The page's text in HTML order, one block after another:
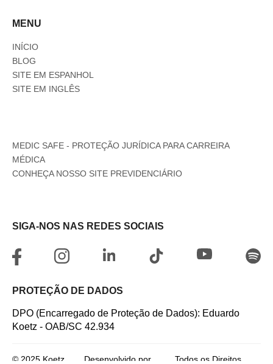
MENU
INÍCIO
BLOG
SITE EM ESPANHOL
SITE EM INGLÊS
MEDIC SAFE - PROTEÇÃO JURÍDICA PARA CARREIRA
MÉDICA
CONHEÇA NOSSO SITE PREVIDENCIÁRIO
SIGA-NOS NAS REDES SOCIAIS
PROTEÇÃO DE DADOS
DPO (Encarregado de Proteção de Dados): Eduardo
Koetz - OAB/SC 42.934
© 2025 Koetz Desenvolvido por Todos os Direitos